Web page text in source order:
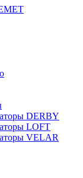
DERBY
LOFT
VELAR